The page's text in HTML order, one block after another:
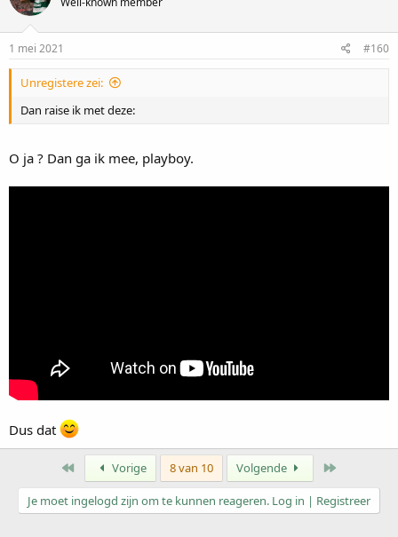
1 mei 2021 #160
Unregistere zei:
Dan raise ik met deze:
O ja ? Dan ga ik mee, playboy.
Dus dat
Eerste Vorige 8 van 10 Volgende
Je moet ingelogd zijn om te kunnen reageren. Log in | Registreer